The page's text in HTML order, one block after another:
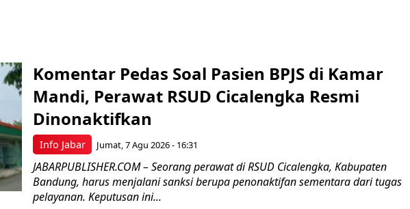
Info Jabar
Komentar Pedas Soal Pasien BPJS di Kamar
Mandi, Perawat RSUD Cicalengka Resmi
Dinonaktifkan
Jumat, 7 Agu 2026 - 16:31
JABARPUBLISHER.COM – Seorang perawat di RSUD Cicalengka, Kabupaten
Bandung, harus menjalani sanksi berupa penonaktifan sementara dari tugas
pelayanan. Keputusan ini...